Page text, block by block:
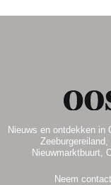
Nieuws en ontdekken in
Nieuwmarktbuurt,
Neem